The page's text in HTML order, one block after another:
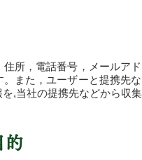
所，電話番号，メールア
また，ユーザーと提携先
,当社の提携先などから収
的